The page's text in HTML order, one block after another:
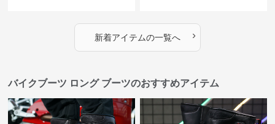
新着アイテムの一覧へ ›
バイクブーツ ロング ブーツのおすすめアイテム